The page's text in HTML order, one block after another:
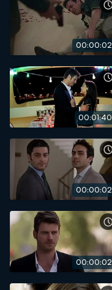
00:00:02
00:01:40
00:00:02
00:00:02